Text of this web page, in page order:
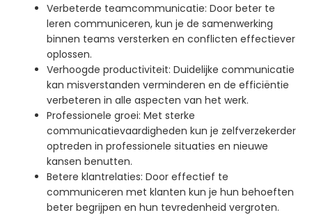
Verbeterde teamcommunicatie: Door beter te
leren communiceren, kun je de samenwerking
binnen teams versterken en conflicten effectiever
oplossen.
Verhoogde productiviteit: Duidelijke communicatie
kan misverstanden verminderen en de efficiëntie
verbeteren in alle aspecten van het werk.
Professionele groei: Met sterke
communicatievaardigheden kun je zelfverzekerder
optreden in professionele situaties en nieuwe
kansen benutten.
Betere klantrelaties: Door effectief te
communiceren met klanten kun je hun behoeften
beter begrijpen en hun tevredenheid vergroten.